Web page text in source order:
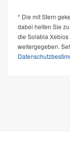
* Die mit Stern
dabei helfen Sie
die Solabia Xebios
weitergegeben.